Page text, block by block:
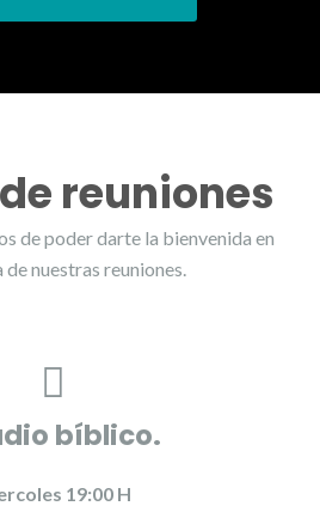
reuniones
de poder darte la bienvenida en
de nuestras reuniones.
bíblico.
19:00 H